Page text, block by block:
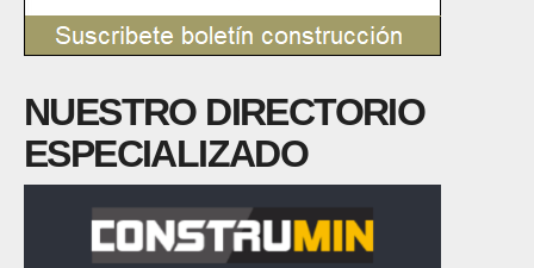
NUESTRO DIRECTORIO
ESPECIALIZADO